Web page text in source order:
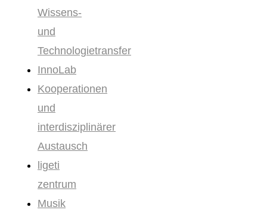
Wissens-
und
Technologietransfer
InnoLab
Kooperationen
und
interdisziplinärer
Austausch
ligeti
zentrum
Musik